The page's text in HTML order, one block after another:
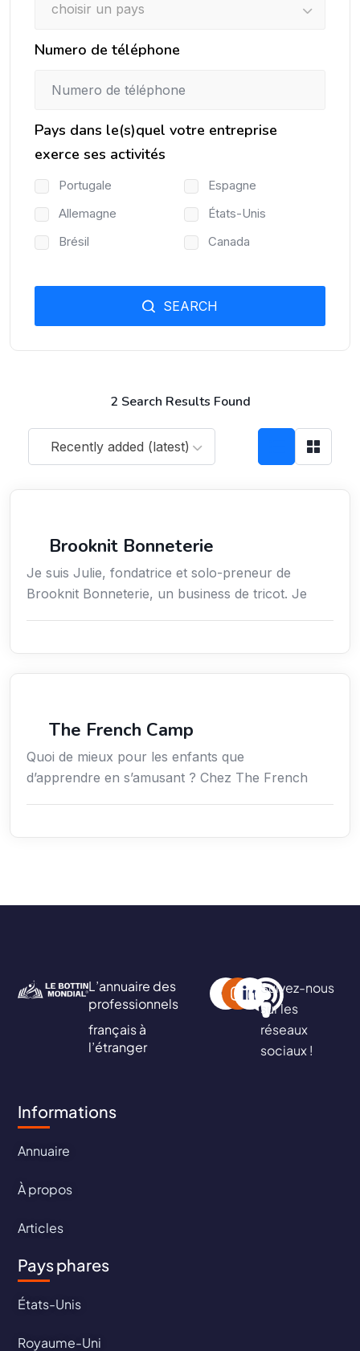
2 Search Results Found
Recently added (latest)
Brooknit Bonneterie
Je suis Julie, fondatrice et solo-preneur de
Brooknit Bonneterie, un business de tricot. Je
The French Camp
Quoi de mieux pour les enfants que
d’apprendre en s’amusant ? Chez The French
choisir un pays
Numero de téléphone
Pays dans le(s)quel votre entreprise
exerce ses activités
Portugale
Espagne
Allemagne
États-Unis
Brésil
Canada
SEARCH
L’annuaire des
professionnels
français à
l’étranger
Suivez-nous
sur les
réseaux
sociaux !
Informations
Annuaire
À propos
Articles
Pays phares
États-Unis
Royaume-Uni